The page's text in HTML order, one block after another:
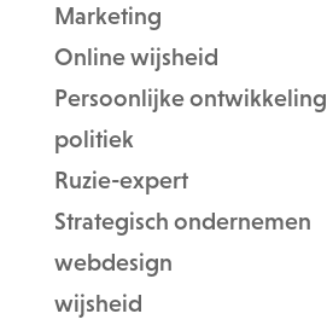
Marketing
Online wijsheid
Persoonlijke ontwikkeling
politiek
Ruzie-expert
Strategisch ondernemen
webdesign
wijsheid